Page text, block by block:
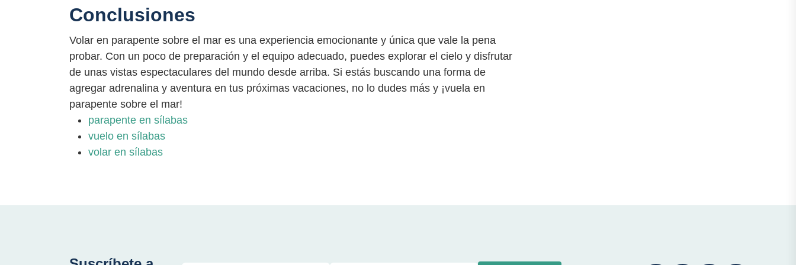
Conclusiones
Volar en parapente sobre el mar es una experiencia emocionante y única que vale la pena
probar. Con un poco de preparación y el equipo adecuado, puedes explorar el cielo y disfrutar
de unas vistas espectaculares del mundo desde arriba. Si estás buscando una forma de
agregar adrenalina y aventura en tus próximas vacaciones, no lo dudes más y ¡vuela en
parapente sobre el mar!
parapente en sílabas
vuelo en sílabas
volar en sílabas